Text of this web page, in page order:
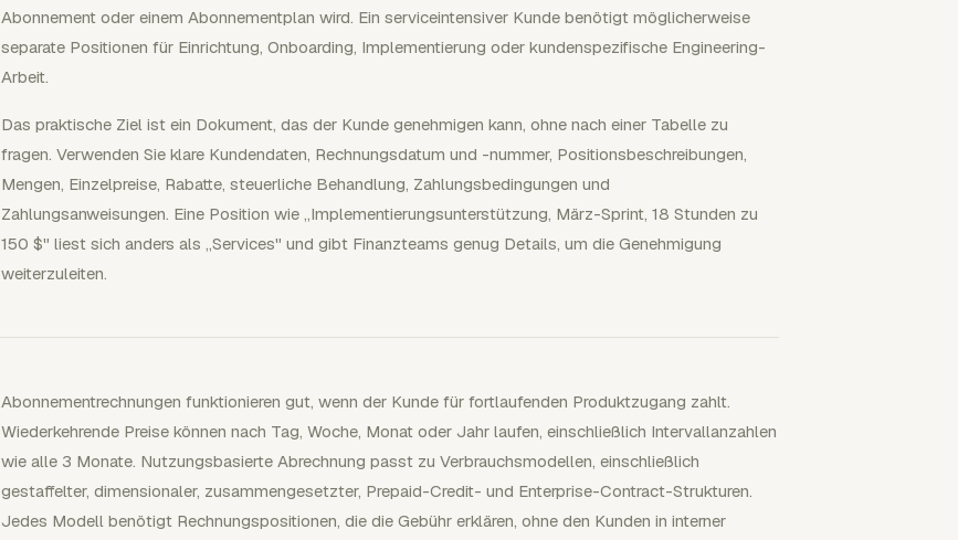
Abonnement oder einem Abonnementplan wird. Ein serviceintensiver Kunde benötigt möglicherweise
separate Positionen für Einrichtung, Onboarding, Implementierung oder kundenspezifische Engineering-
Arbeit.
Das praktische Ziel ist ein Dokument, das der Kunde genehmigen kann, ohne nach einer Tabelle zu
fragen. Verwenden Sie klare Kundendaten, Rechnungsdatum und -nummer, Positionsbeschreibungen,
Mengen, Einzelpreise, Rabatte, steuerliche Behandlung, Zahlungsbedingungen und
Zahlungsanweisungen. Eine Position wie „Implementierungsunterstützung, März-Sprint, 18 Stunden zu
150 $" liest sich anders als „Services" und gibt Finanzteams genug Details, um die Genehmigung
weiterzuleiten.
Abonnementrechnungen funktionieren gut, wenn der Kunde für fortlaufenden Produktzugang zahlt.
Wiederkehrende Preise können nach Tag, Woche, Monat oder Jahr laufen, einschließlich Intervallanzahlen
wie alle 3 Monate. Nutzungsbasierte Abrechnung passt zu Verbrauchsmodellen, einschließlich
gestaffelter, dimensionaler, zusammengesetzter, Prepaid-Credit- und Enterprise-Contract-Strukturen.
Jedes Modell benötigt Rechnungspositionen, die die Gebühr erklären, ohne den Kunden in interner